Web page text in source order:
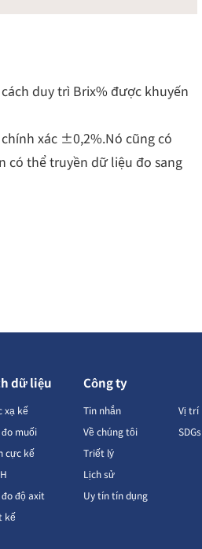
duy trì Brix% được khuyến
xác ±0,2%.Nó cũng có
có thể truyền dữ liệu đo sang
dữ liệu
xạ kế
đo muối
cực kế
đo độ axit
kế
Công ty
Tin nhắn
Về chúng tôi
Triết lý
Lịch sử
Uy tín tín dụng
Vị trí
SDGs